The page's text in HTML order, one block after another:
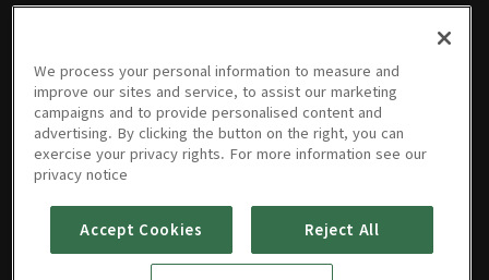
풍경
the
왕국 불꽃
가장 무서
운 롤러코
스터들~식
스 플레그
매직 마운
틴
08/09/2021 • 7분
다운타운
디즈니
07/30/2021 • 7분
샌디에고
발보아 공
원
07/07/2021 • 7분
[California
life] 서부
영화 촬영
지 모하비
사막 끝자
06/10/2021 • 10분
샌디에고
사파리 공
원
05/17/2021 • 8분
빅베어 산
엘에이 한
인타운 마
빅베어 호
수주변 구
라구나 비
치, 얼스카
We process your personal information to measure and
improve our sites and service, to assist our marketing
campaigns and to provide personalised content and
advertising. By clicking the button on the right, you can
exercise your privacy rights. For more information see our
privacy notice
Accept Cookies Reject All